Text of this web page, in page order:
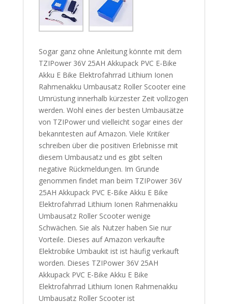
Sogar ganz ohne Anleitung könnte mit dem
TZIPower 36V 25AH Akkupack PVC E-Bike
Akku E Bike Elektrofahrrad Lithium Ionen
Rahmenakku Umbausatz Roller Scooter eine
Umrüstung innerhalb kürzester Zeit vollzogen
werden. Wohl eines der besten Umbausätze
von TZIPower und vielleicht sogar eines der
bekanntesten auf Amazon. Viele Kritiker
schreiben über die positiven Erlebnisse mit
diesem Umbausatz und es gibt selten
negative Rückmeldungen. Im Grunde
genommen findet man beim TZIPower 36V
25AH Akkupack PVC E-Bike Akku E Bike
Elektrofahrrad Lithium Ionen Rahmenakku
Umbausatz Roller Scooter wenige
Schwächen. Sie als Nutzer haben Sie nur
Vorteile. Dieses auf Amazon verkaufte
Elektrobike Umbaukit ist ist häufig verkauft
worden. Dieses TZIPower 36V 25AH
Akkupack PVC E-Bike Akku E Bike
Elektrofahrrad Lithium Ionen Rahmenakku
Umbausatz Roller Scooter ist